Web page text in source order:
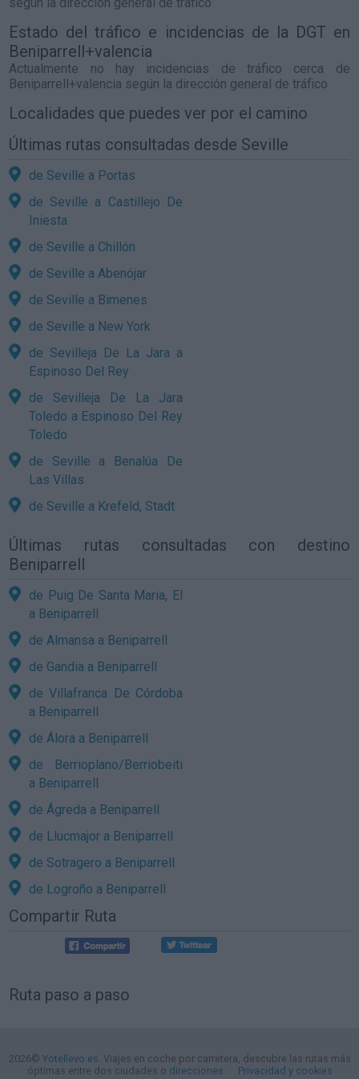
Estado del tráfico e incidencias de la DGT en
Beniparrell+valencia
Actualmente no hay incidencias de tráfico cerca de
Beniparrell+valencia según la dirección general de tráfico
Localidades que puedes ver por el camino
Últimas rutas consultadas desde Seville
de Seville a Portas
de Seville a Castillejo De
Iniesta
de Seville a Chillón
de Seville a Abenójar
de Seville a Bimenes
de Seville a New York
de Sevilleja De La Jara a
Espinoso Del Rey
de Sevilleja De La Jara
Toledo a Espinoso Del Rey
Toledo
de Seville a Benalúa De
Las Villas
de Seville a Krefeld, Stadt
Últimas rutas consultadas con destino
Beniparrell
de Puig De Santa Maria, El
a Beniparrell
de Almansa a Beniparrell
de Gandia a Beniparrell
de Villafranca De Córdoba
a Beniparrell
de Álora a Beniparrell
de Berrioplano/Berriobeiti
a Beniparrell
de Ágreda a Beniparrell
de Llucmajor a Beniparrell
de Sotragero a Beniparrell
de Logroño a Beniparrell
Compartir Ruta
Ruta paso a paso
2026© Yotellevo.es. Viajes en coche por carretera, descubre las rutas más
óptimas entre dos ciudades o direcciones. Privacidad y cookies